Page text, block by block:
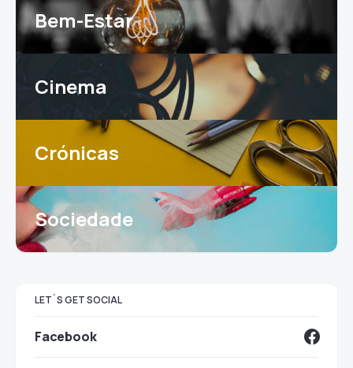
Bem-Estar
Cinema
Crónicas
Sociedade
LET`S GET SOCIAL
Facebook